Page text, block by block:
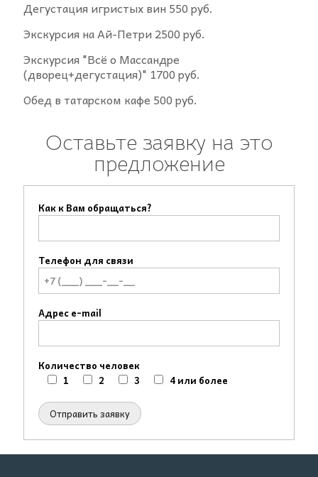
Дегустация игристых вин 550 руб.
Экскурсия на Ай-Петри 2500 руб.
Экскурсия "Всё о Массандре
(дворец+дегустация)" 1700 руб.
Обед в татарском кафе 500 руб.
Оставьте заявку на это
предложение
Как к Вам обращаться?
Телефон для связи
Адрес e-mail
Количество человек
1
2 3 4 или более